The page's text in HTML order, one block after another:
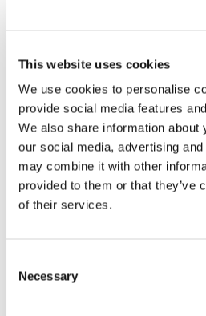
This website uses cookies
We use cookies to personalise
provide social media features
We also share information about
our social media, advertising
may combine it with other
provided to them or that they’ve
of their services.
Selection
Necessary
finskan använder ofta färre
Tidtabell
Tack vare sina stora nätverk
reagera även på brådskande
snäv tidtabell kan också höja
översättningen. Detta gäller
översättandet sker utanför
Läs också vår checklista för